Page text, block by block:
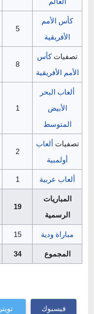
كأس الأمم
الأفريقية
5
تصفياتكأس
الأمم الأفريقية
8
ألعاب البحر
الأبيض
المتوسط
1
تصفيات ألعاب
أولمبية
2
ألعاب عربية 1
المباريات
الرسمية
19
مباراة ودية 15
المجموع 34
فيسبوك تويتر